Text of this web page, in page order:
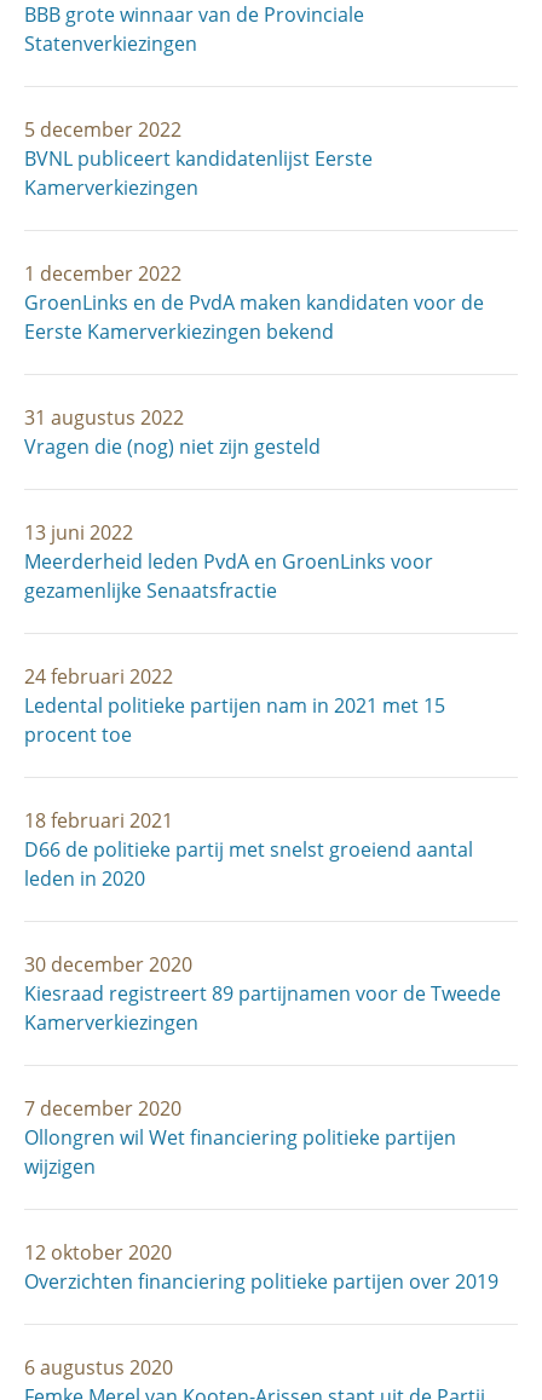
BBB grote winnaar van de Provinciale
Statenverkiezingen
5 december 2022
BVNL publiceert kandidatenlijst Eerste
Kamerverkiezingen
1 december 2022
GroenLinks en de PvdA maken kandidaten voor de
Eerste Kamerverkiezingen bekend
31 augustus 2022
Vragen die (nog) niet zijn gesteld
13 juni 2022
Meerderheid leden PvdA en GroenLinks voor
gezamenlijke Senaatsfractie
24 februari 2022
Ledental politieke partijen nam in 2021 met 15
procent toe
18 februari 2021
D66 de politieke partij met snelst groeiend aantal
leden in 2020
30 december 2020
Kiesraad registreert 89 partijnamen voor de Tweede
Kamerverkiezingen
7 december 2020
Ollongren wil Wet financiering politieke partijen
wijzigen
12 oktober 2020
Overzichten financiering politieke partijen over 2019
6 augustus 2020